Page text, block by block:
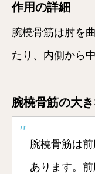
作用の詳細
腕橈骨筋は肘を
たり、内側から
腕橈骨筋の大
腕橈骨筋は
あります。